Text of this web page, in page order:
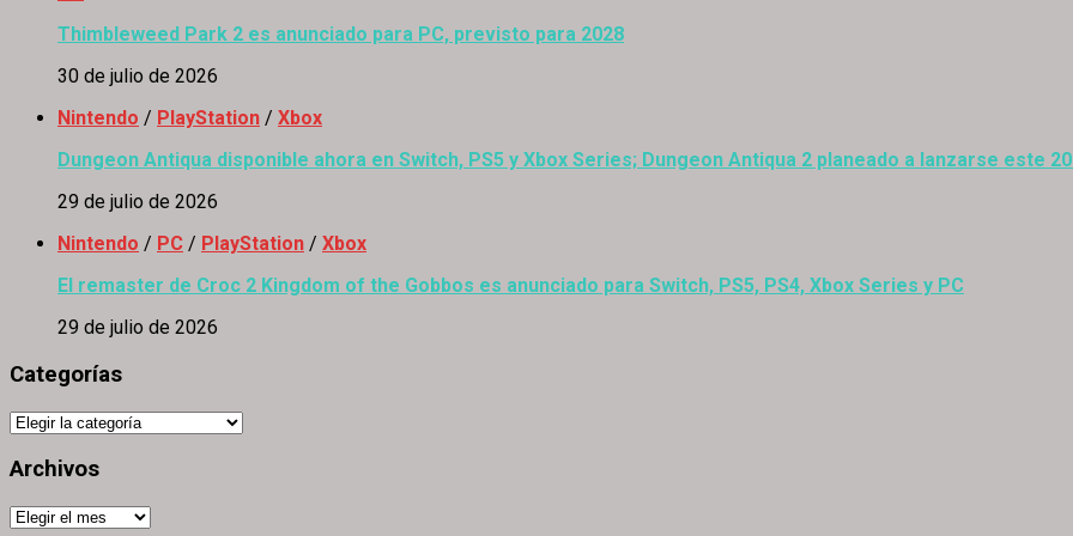
Thimbleweed Park 2 es anunciado para PC, previsto para 2028
30 de julio de 2026
Nintendo / PlayStation / Xbox
Dungeon Antiqua disponible ahora en Switch, PS5 y Xbox Series; Dungeon Antiqua 2 planeado a lanzarse este
29 de julio de 2026
Nintendo / PC / PlayStation / Xbox
El remaster de Croc 2 Kingdom of the Gobbos es anunciado para Switch, PS5, PS4, Xbox Series y PC
29 de julio de 2026
Categorías
Categorías
Archivos
Archivos